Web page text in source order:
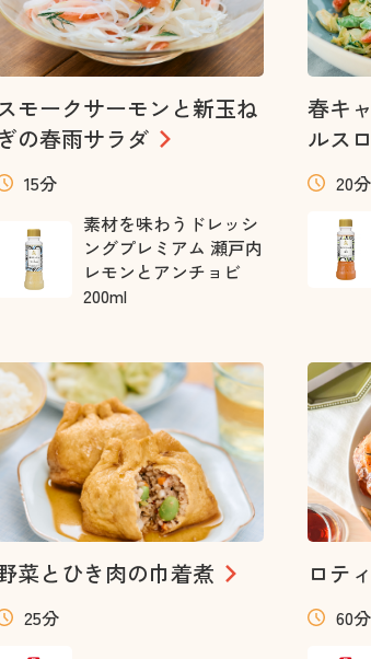
モークサーモンと新玉ね
ぎの春雨サラダ
15分
素材を味わうドレッシ
ングプレミアム 瀬戸内
レモンとアンチョビ
200ml
春キ
ルス
20分
菜とひき肉の巾着煮
25分
ロテ
60分